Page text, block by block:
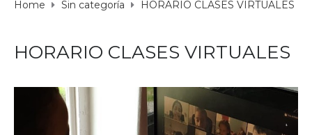
Home Sin categoría HORARIO CLASES VIRTUALES
HORARIO CLASES VIRTUALES